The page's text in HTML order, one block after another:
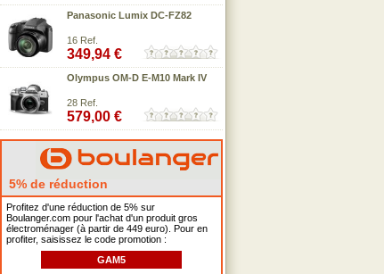
Panasonic Lumix DC-FZ82
16 Ref.
349,94 €
Olympus OM-D E-M10 Mark IV
28 Ref.
579,00 €
5% de réduction
Profitez d'une réduction de 5% sur
Boulanger.com pour l'achat d'un produit gros
électroménager (à partir de 449 euro). Pour en
profiter, saisissez le code promotion :
GAM5